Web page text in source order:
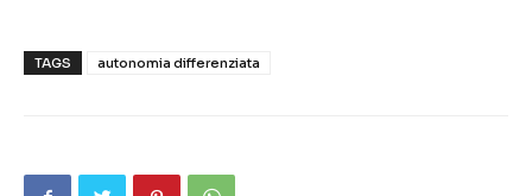
TAGS autonomia differenziata